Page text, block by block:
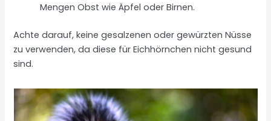
Mengen Obst wie Äpfel oder Birnen.
Achte darauf, keine gesalzenen oder gewürzten Nüsse
zu verwenden, da diese für Eichhörnchen nicht gesund
sind.